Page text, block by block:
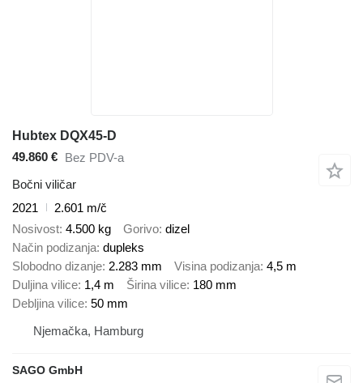
Hubtex DQX45-D
49.860 €
Bez PDV-a
Bočni viličar
2021
2.601 m/č
Nosivost 4.500 kg Gorivo dizel
Način podizanja dupleks
Slobodno dizanje 2.283 mm Visina podizanja 4,5 m
Duljina vilice 1,4 m Širina vilice 180 mm
Debljina vilice 50 mm
Njemačka, Hamburg
SAGO GmbH